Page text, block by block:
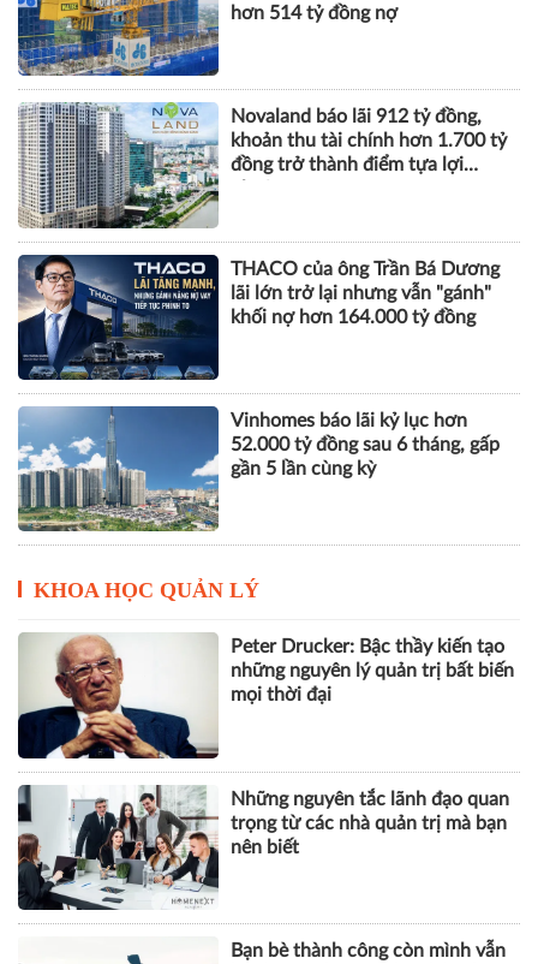
hơn 514 tỷ đồng nợ
Novaland báo lãi 912 tỷ đồng,
khoản thu tài chính hơn 1.700 tỷ
đồng trở thành điểm tựa lợi
THACO của ông Trần Bá Dương
lãi lớn trở lại nhưng vẫn "gánh"
khối nợ hơn 164.000 tỷ đồng
Vinhomes báo lãi kỷ lục hơn
52.000 tỷ đồng sau 6 tháng, gấp
gần 5 lần cùng kỳ
KHOA HỌC QUẢN LÝ
Peter Drucker: Bậc thầy kiến tạo
những nguyên lý quản trị bất biến
mọi thời đại
Những nguyên tắc lãnh đạo quan
trọng từ các nhà quản trị mà bạn
nên biết
Bạn bè thành công còn mình vẫn